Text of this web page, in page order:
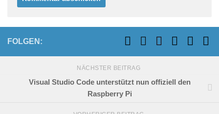
FOLGEN:
NÄCHSTER BEITRAG
Visual Studio Code unterstützt nun offiziell den
Raspberry Pi